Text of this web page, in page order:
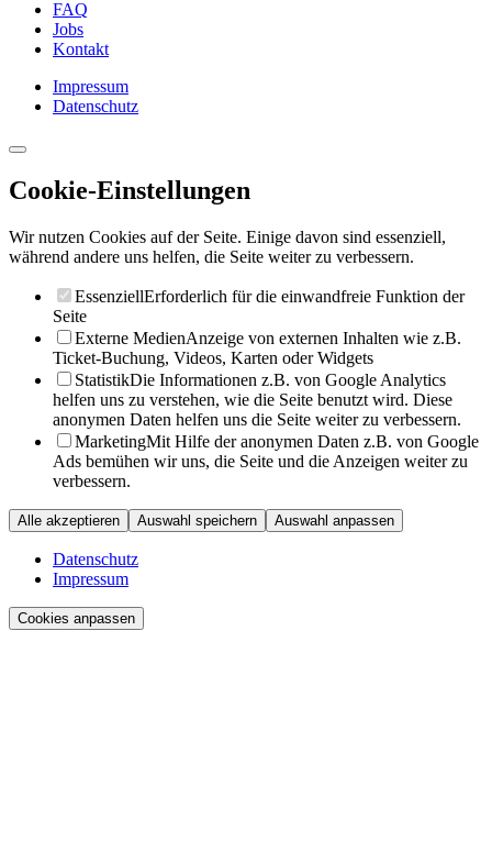
FAQ
Jobs
Kontakt
Impressum
Datenschutz
Cookie-Einstellungen
Wir nutzen Cookies auf der Seite. Einige davon sind essenziell,
während andere uns helfen, die Seite weiter zu verbessern.
EssenziellErforderlich für die einwandfreie Funktion der
Seite
Externe MedienAnzeige von externen Inhalten wie z.B.
Ticket-Buchung, Videos, Karten oder Widgets
StatistikDie Informationen z.B. von Google Analytics
helfen uns zu verstehen, wie die Seite benutzt wird. Diese
anonymen Daten helfen uns die Seite weiter zu verbessern.
MarketingMit Hilfe der anonymen Daten z.B. von Google
Ads bemühen wir uns, die Seite und die Anzeigen weiter zu
verbessern.
Alle akzeptieren Auswahl speichern Auswahl anpassen
Datenschutz
Impressum
Cookies anpassen